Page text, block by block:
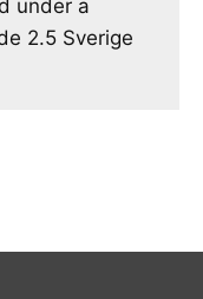
under a
2.5 Sverige